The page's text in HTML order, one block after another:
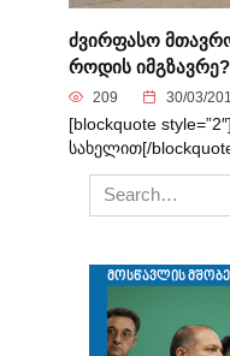
ძვირფასო
როდის იმგზავრე?
209 30/03/
[blockquote
სახელით[/
Search
for: